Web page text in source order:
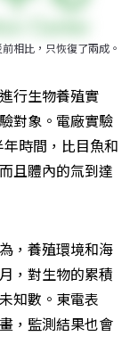
相比，只恢復了兩成。
行生物養殖實
對象。電廠實驗
時間，比目魚和
且體內的氚到達
，養殖環境和海
，對生物的累積
知數。東電表
，監測結果也會